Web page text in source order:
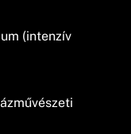
(intenzív